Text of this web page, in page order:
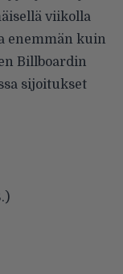
viikolla
enemmän kuin
Billboardin
sijoitukset